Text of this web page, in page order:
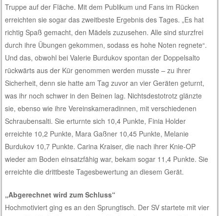
Truppe auf der Fläche. Mit dem Publikum und Fans im Rücken
erreichten sie sogar das zweitbeste Ergebnis des Tages. „Es hat
richtig Spaß gemacht, den Mädels zuzusehen. Alle sind sturzfrei
durch ihre Übungen gekommen, sodass es hohe Noten regnete“.
Und das, obwohl bei Valerie Burdukov spontan der Doppelsalto
rückwärts aus der Kür genommen werden musste – zu ihrer
Sicherheit, denn sie hatte am Tag zuvor an vier Geräten geturnt,
was ihr noch schwer in den Beinen lag. Nichtsdestotrotz glänzte
sie, ebenso wie ihre Vereinskameradinnen, mit verschiedenen
Schraubensalti. Sie erturnte sich 10,4 Punkte, Finia Holder
erreichte 10,2 Punkte, Mara Gaßner 10,45 Punkte, Melanie
Burdukov 10,7 Punkte. Carina Kraiser, die nach ihrer Knie-OP
wieder am Boden einsatzfähig war, bekam sogar 11,4 Punkte. Sie
erreichte die drittbeste Tagesbewertung an diesem Gerät.
„Abgerechnet wird zum Schluss“
Hochmotiviert ging es an den Sprungtisch. Der SV startete mit vier